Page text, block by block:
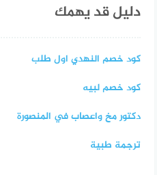
دليل قد يهمك
كود خصم النهدي اول طلب
كود خصم لبيه
دكتور مخ واعصاب في المنصورة
ترجمة طبية